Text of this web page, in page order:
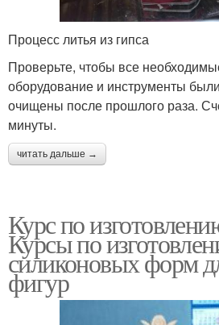
Процесс литья из гипса
Проверьте, чтобы все
оборудование и инструменты
очищены после прошлого раза.
минуты.
читать дальше →
Курс по
Курсы по
силиконовых форм
фигур